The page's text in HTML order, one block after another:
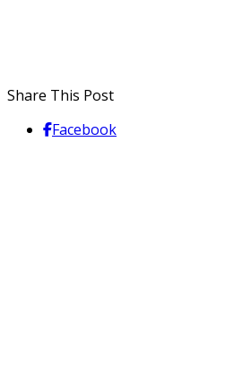
Share This Post
Facebook